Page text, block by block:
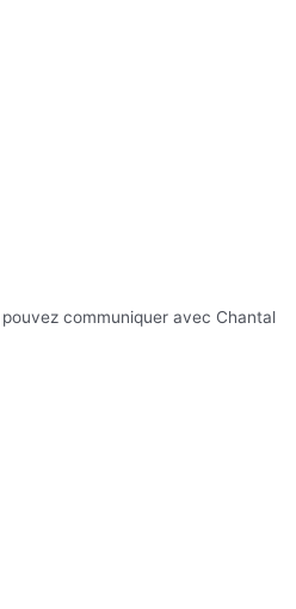
communiquer avec Chantal